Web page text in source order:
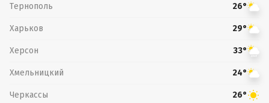
Тернополь 26°
Харьков 29°
Херсон 33°
Хмельницкий 24°
Черкассы 26°